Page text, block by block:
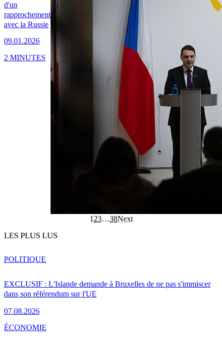
d'un
rapprochement
avec la Russie
09.01.2026
2 MINUTES
1 23…38Next
LES PLUS LUS
EXCLUSIF : L'Islande demande à Bruxelles de ne pas s'immiscer
dans son référendum sur l'UE
07.08.2026
POLITIQUE
ÉCONOMIE